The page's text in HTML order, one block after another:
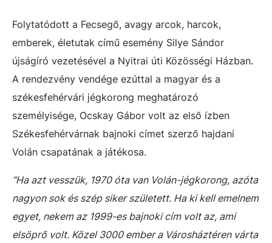
Folytatódott a Fecsegő, avagy arcok, harcok,
emberek, életutak című esemény Silye Sándor
újságíró vezetésével a Nyitrai úti Közösségi Házban.
A rendezvény vendége ezúttal a magyar és a
székesfehérvári jégkorong meghatározó
személyisége, Ocskay Gábor volt az első ízben
Székesfehérvárnak bajnoki címet szerző hajdani
Volán csapatának a játékosa.
“Ha azt vesszük, 1970 óta van Volán-jégkorong, azóta
nagyon sok és szép siker született. Ha ki kell emelnem
egyet, nekem az 1999-es bajnoki cím volt az, ami
elsöprő volt. Közel 3000 ember a Városháztéren várta